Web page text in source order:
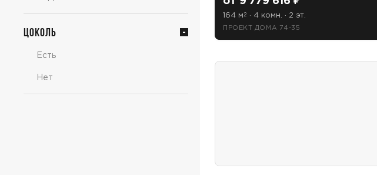
164 м 2 · 4 комн. · 2 эт.
ПРОЕКТ ДОМА 74-35
Цоколь
Есть
Нет